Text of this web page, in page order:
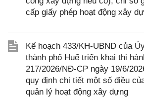
cấp giấy phép hoạt động xây
Kế hoạch 433/KH-UBND của
thành phố Huế triển khai thi
217/2026/NĐ-CP ngày 19/6/
quy định chi tiết một số điều
quản lý hoạt động xây dựng